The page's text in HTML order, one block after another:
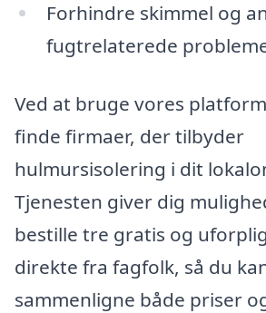
Forhindre skimmel og
fugtrelaterede
Ved at bruge vores
finde firmaer, der tilbyder
hulmursisolering i dit
Tjenesten giver dig
bestille tre gratis og
direkte fra fagfolk, så du
sammenligne både priser